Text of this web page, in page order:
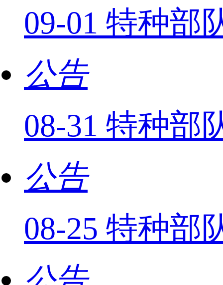
09-01 特种部
公告
08-31 特种部
公告
08-25 特种部